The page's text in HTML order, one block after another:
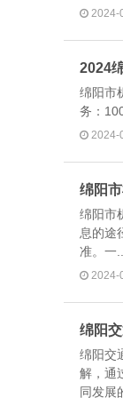
2024-
2024
绵阳市
务：
2024-
绵阳
绵阳市
息的途
准。一...
2024-
绵阳
绵阳交
解，通
同发展